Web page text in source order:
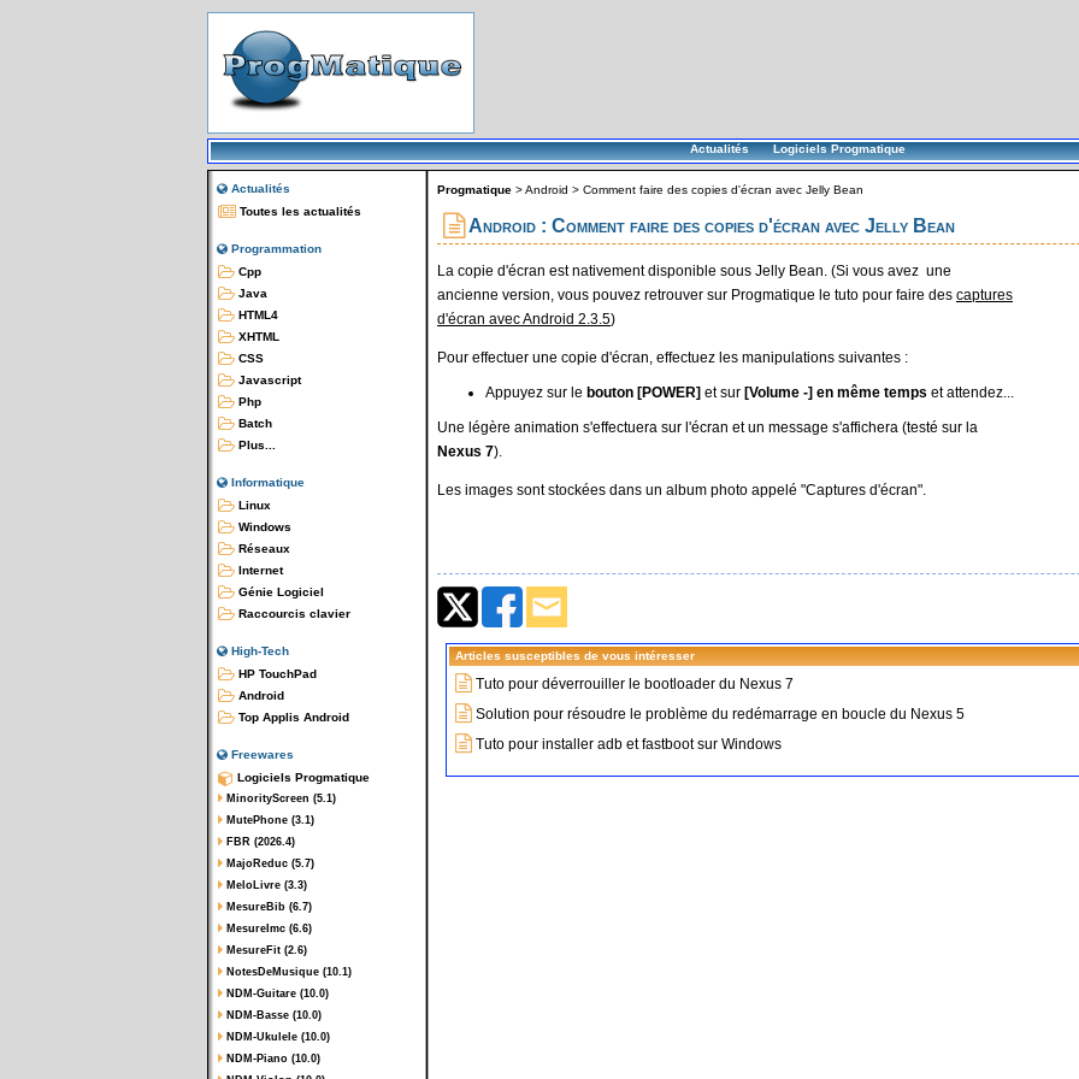
Actualités Logiciels Progmatique
Actualités
Toutes les actualités
Programmation
Cpp
Java
HTML4
XHTML
CSS
Javascript
Php
Batch
Plus...
Informatique
Linux
Windows
Réseaux
Internet
Génie Logiciel
Raccourcis clavier
High-Tech
HP TouchPad
Android
Top Applis Android
Freewares
Logiciels Progmatique
MinorityScreen (5.1)
MutePhone (3.1)
FBR (2026.4)
MajoReduc (5.7)
MeloLivre (3.3)
MesureBib (6.7)
MesureImc (6.6)
MesureFit (2.6)
NotesDeMusique (10.1)
NDM-Guitare (10.0)
NDM-Basse (10.0)
NDM-Ukulele (10.0)
NDM-Piano (10.0)
Progmatique >Android > Comment faire des copies d'écran avec Jelly Bean
Android : Comment faire des copies d'écran avec Jelly Bean
La copie d'écran est nativement disponible sous Jelly Bean. (Si vous avez une
ancienne version, vous pouvez retrouver sur Progmatique le tuto pour faire des captures
d'écran avec Android 2.3.5)
Pour effectuer une copie d'écran, effectuez les manipulations suivantes :
Appuyez sur le bouton [POWER] et sur [Volume -] en même temps et attendez...
Une légère animation s'effectuera sur l'écran et un message s'affichera (testé sur la
Nexus 7).
Les images sont stockées dans un album photo appelé "Captures d'écran".
Articles susceptibles de vous intéresser
Tuto pour déverrouiller le bootloader du Nexus 7
Solution pour résoudre le problème du redémarrage en boucle du Nexus 5
Tuto pour installer adb et fastboot sur Windows